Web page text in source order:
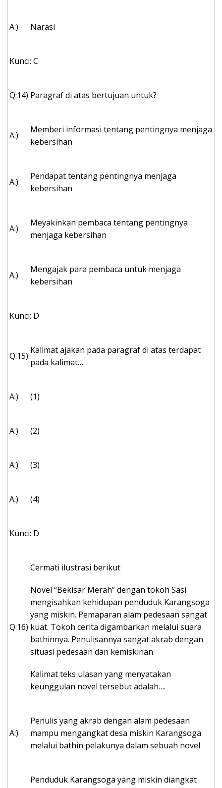
A:) Narasi
Kunci: C
Q:14) Paragraf di atas bertujuan untuk?
A:)
Memberi informasi tentang pentingnya menjaga
kebersihan
A:)
Pendapat tentang pentingnya menjaga
kebersihan
A:)
Meyakinkan pembaca tentang pentingnya
menjaga kebersihan
A:)
Mengajak para pembaca untuk menjaga
kebersihan
Kunci: D
Q:15)
Kalimat ajakan pada paragraf di atas terdapat
pada kalimat….
A:) (1)
A:) (2)
A:) (3)
A:) (4)
Kunci: D
Q:16)
Cermati ilustrasi berikut
Novel “Bekisar Merah” dengan tokoh Sasi
mengisahkan kehidupan penduduk Karangsoga
yang miskin. Pemaparan alam pedesaan sangat
kuat. Tokoh cerita digambarkan melalui suara
bathinnya. Penulisannya sangat akrab dengan
situasi pedesaan dan kemiskinan.
Kalimat teks ulasan yang menyatakan
keunggulan novel tersebut adalah….
A:)
Penulis yang akrab dengan alam pedesaan
mampu mengangkat desa miskin Karangsoga
melalui bathin pelakunya dalam sebuah novel
Penduduk Karangsoga yang miskin diangkat